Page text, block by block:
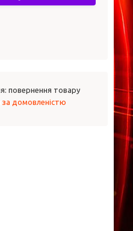
повернення товару
за домовленістю